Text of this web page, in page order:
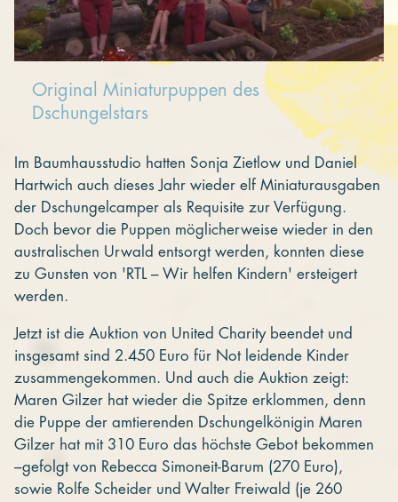
Original Miniaturpuppen des
Dschungelstars
Im Baumhausstudio hatten Sonja Zietlow und Daniel
Hartwich auch dieses Jahr wieder elf Miniaturausgaben
der Dschungelcamper als Requisite zur Verfügung.
Doch bevor die Puppen möglicherweise wieder in den
australischen Urwald entsorgt werden, konnten diese
zu Gunsten von 'RTL – Wir helfen Kindern' ersteigert
werden.
Jetzt ist die Auktion von United Charity beendet und
insgesamt sind 2.450 Euro für Not leidende Kinder
zusammengekommen. Und auch die Auktion zeigt:
Maren Gilzer hat wieder die Spitze erklommen, denn
die Puppe der amtierenden Dschungelkönigin Maren
Gilzer hat mit 310 Euro das höchste Gebot bekommen
–gefolgt von Rebecca Simoneit-Barum (270 Euro),
sowie Rolfe Scheider und Walter Freiwald (je 260